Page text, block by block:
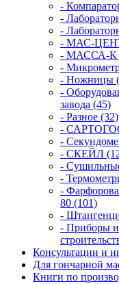
-
-
-
- МАС-
- МАССА-К
-
- Ножницы
-
завода (45)
- Разное (32)
-
-
- СКЕЙЛ
-
-
-
80 (101)
-
- Приборы и
Консультации и
Для гончарной
Книги по